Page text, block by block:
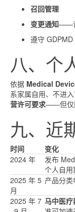
召回管理
变更通知——
遵守 GDPMD
八、个
依据 Medical
系家属自用、不进
营许可要求——但仅
九、近
时间
变化
2024 年
发布
个人自用
2025 年 5
月
产品分
2025 年 7 马中医